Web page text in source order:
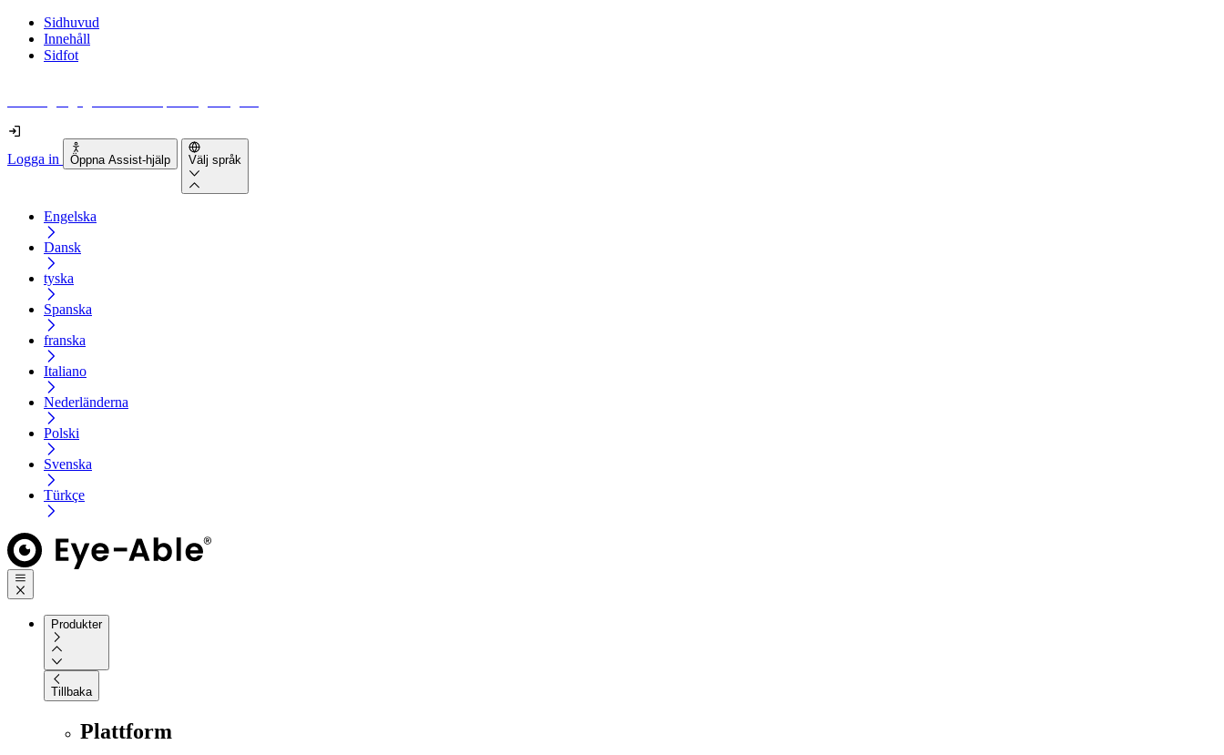
Sidhuvud
Innehåll
Sidfot
Logga in Öppna Assist-hjälp Välj språk
Engelska
Dansk
tyska
Spanska
franska
Italiano
Nederländerna
Polski
Svenska
Türkçe
Produkter
Tillbaka
Plattform